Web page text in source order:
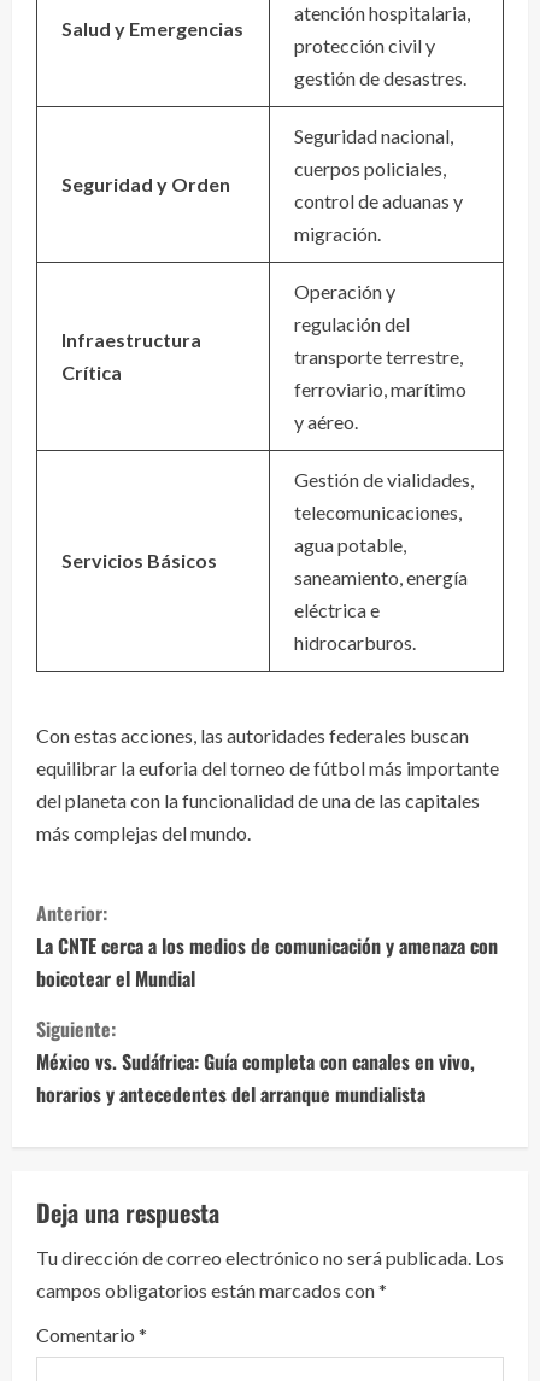
Salud y Emergencias
atención hospitalaria,
protección civil y
gestión de desastres.
Seguridad y Orden
Seguridad nacional,
cuerpos policiales,
control de aduanas y
migración.
Infraestructura
Crítica
Operación y
regulación del
transporte terrestre,
ferroviario, marítimo
y aéreo.
Servicios Básicos
Gestión de vialidades,
telecomunicaciones,
agua potable,
saneamiento, energía
eléctrica e
hidrocarburos.
Con estas acciones, las autoridades federales buscan
equilibrar la euforia del torneo de fútbol más importante
del planeta con la funcionalidad de una de las capitales
más complejas del mundo.
S
i
g
u
e
l
e
y
e
n
Anterior:
La CNTE cerca a los medios de comunicación y amenaza con
boicotear el Mundial
Siguiente:
México vs. Sudáfrica: Guía completa con canales en vivo,
horarios y antecedentes del arranque mundialista
Deja una respuesta
Tu dirección de correo electrónico no será publicada. Los
campos obligatorios están marcados con*
Comentario *